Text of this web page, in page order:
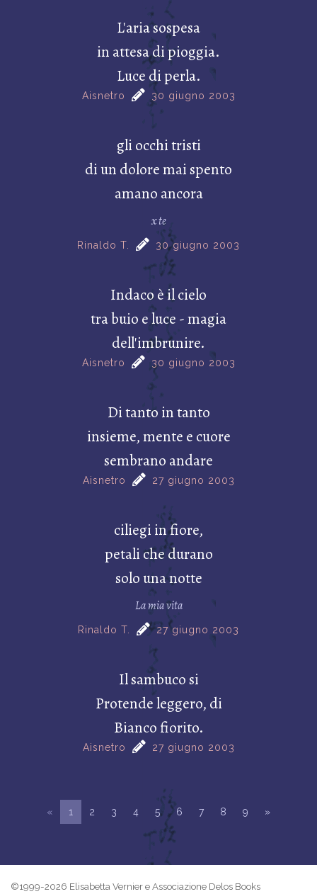
L'aria sospesa
in attesa di pioggia.
Luce di perla.
Aisnetro 30 giugno 2003
gli occhi tristi
di un dolore mai spento
amano ancora
x te
Rinaldo T. 30 giugno 2003
Indaco è il cielo
tra buio e luce - magia
dell'imbrunire.
Aisnetro 30 giugno 2003
Di tanto in tanto
insieme, mente e cuore
sembrano andare
Aisnetro 27 giugno 2003
ciliegi in fiore,
petali che durano
solo una notte
La mia vita
Rinaldo T. 27 giugno 2003
Il sambuco si
Protende leggero, di
Bianco fiorito.
Aisnetro 27 giugno 2003
« 1 2 3 4 5 6 7 8 9 »
©1999-2026 Elisabetta Vernier e Associazione Delos Books